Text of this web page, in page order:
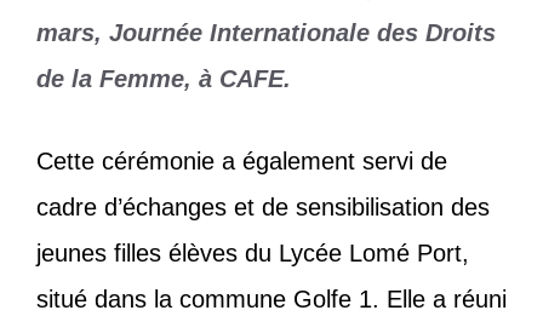
mars, Journée Internationale des Droits
de la Femme, à CAFE.
Cette cérémonie a également servi de
cadre d’échanges et de sensibilisation des
jeunes filles élèves du Lycée Lomé Port,
situé dans la commune Golfe 1. Elle a réuni